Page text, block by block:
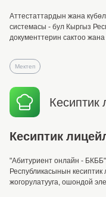
Аттестаттардын жана
системасы - бул Кыргыз
документтерин сактоо
Мектеп
Кесиптик
Кесиптик
"Абитуриент онлайн -
Республикасынын
жогорулатууга, ошондой